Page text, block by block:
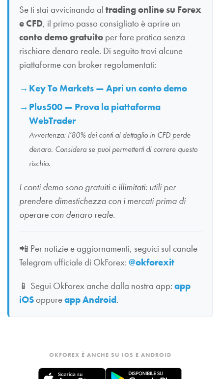
Se ti stai avvicinando al trading online su Forex
e CFD, il primo passo consigliato è aprire un
conto demo gratuito per fare pratica senza
rischiare denaro reale. Di seguito trovi alcune
piattaforme con broker regolamentati:
Key To Markets — Apri un conto demo
Plus500 — Prova la piattaforma
WebTrader
Avvertenza: l’80% dei conti al dettaglio in CFD perde
denaro. Considera se puoi permetterti di correre questo
rischio.
I conti demo sono gratuiti e illimitati: utili per
prendere dimestichezza con i mercati prima di
operare con denaro reale.
📲 Per notizie e aggiornamenti, seguici sul canale
Telegram ufficiale di OkForex: @okforexit
📱 Segui OkForex anche dalla nostra app: app
iOSoppureapp Android.
OKFOREX È ANCHE SU IOS E ANDROID